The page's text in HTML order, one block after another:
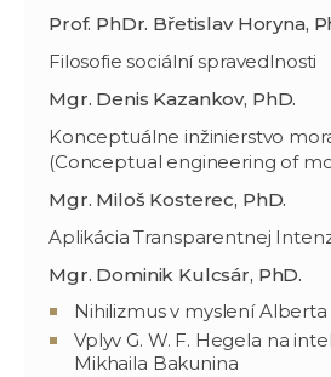
Prof. PhDr. Břetislav Horyna,
Filosofie sociální spravedlnosti
Mgr. Denis Kazankov, PhD.
Konceptuálne inžinierstvo
(Conceptual engineering of
Mgr. Miloš Kosterec, PhD.
Aplikácia Transparentnej
Mgr. Dominik Kulcsár, PhD.
Nihilizmus v myslení Alberta
Vplyv G. W. F. Hegela na
Mikhaila Bakunina